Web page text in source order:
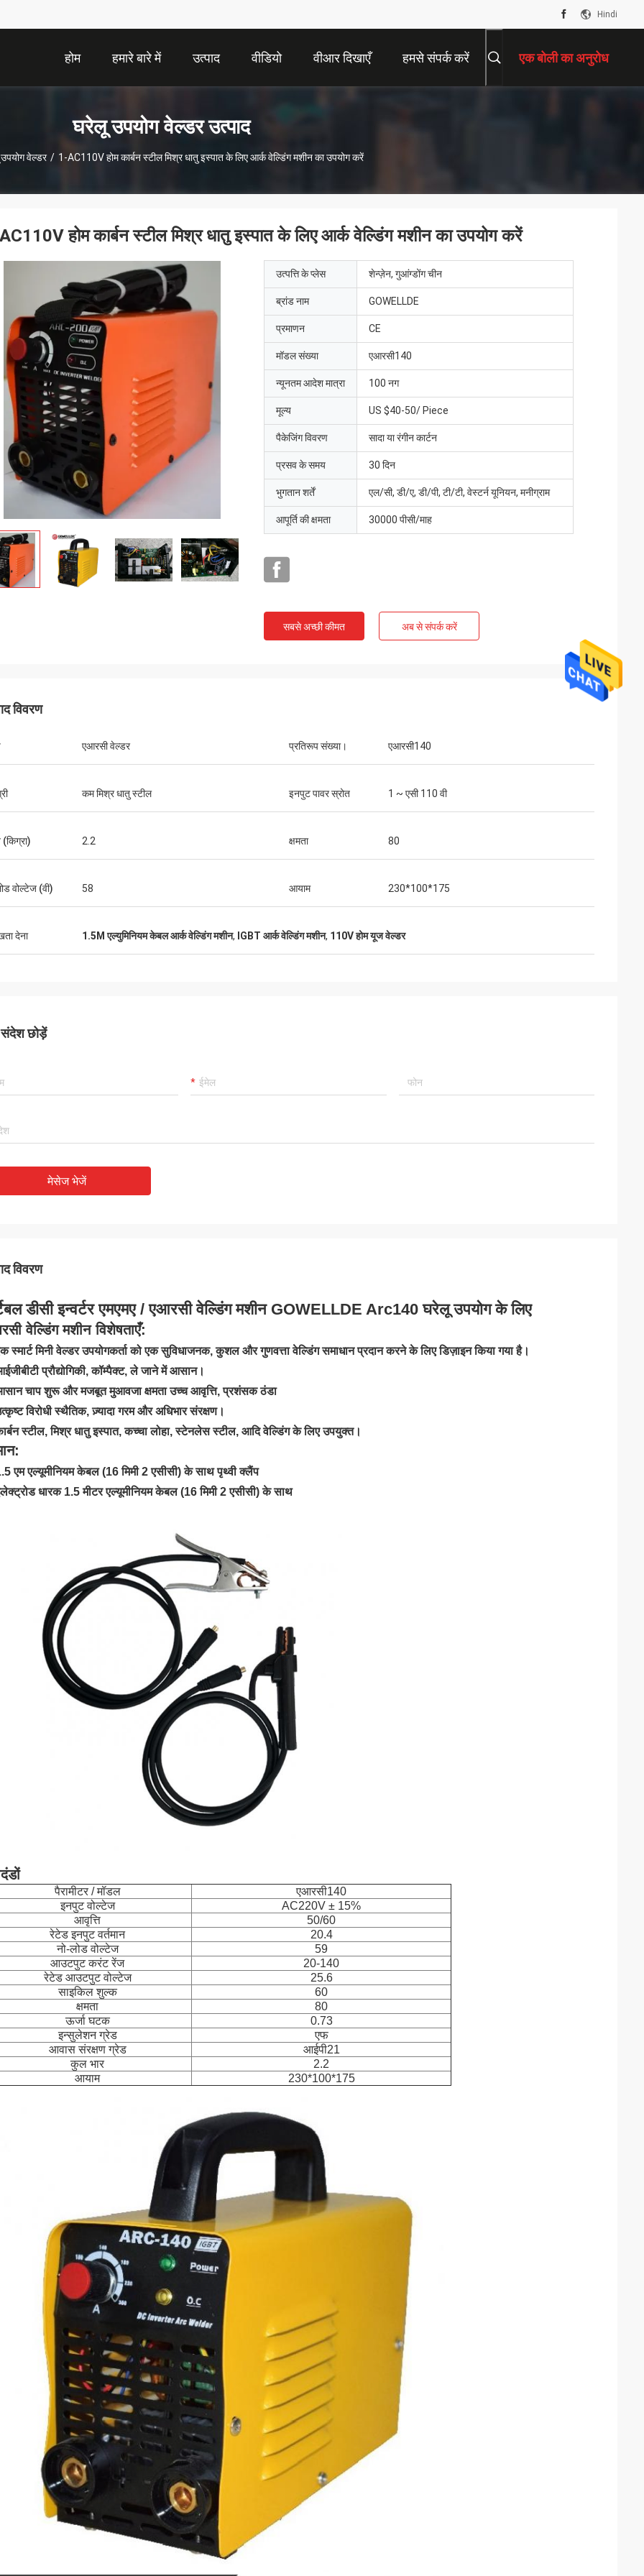
Hindi
होम हमारे बारे में उत्पाद वीडियो वीआर दिखाएँ हमसे संपर्क करें एक बोली का अनुरोध
घरेलू उपयोग वेल्डर उत्पाद
वेल्डर / 1-AC110V होम कार्बन स्टील मिश्र धातु इस्पात के लिए आर्क वेल्डिंग मशीन का उपयोग करें
सहयोग करने में प्रसन्नता हो रही है, आप
में हमारी सहायता करते हैं, इसलिए मैं वास्तव में
करता हूं, और कीमत उचित और प्रतिस्पर्धी
होम कार्बन स्टील मिश्र धातु इस्पात के लिए आर्क वेल्डिंग मशीन का उपयोग करें
उत्पत्ति के प्लेस शेन्ज़ेन, गुआंग्डोंग चीन
ब्रांड नाम GOWELLDE
प्रमाणन CE
मॉडल संख्या एआरसी140
न्यूनतम आदेश मात्रा 100 नग
मूल्य US $40-50/ Piece
पैकेजिंग विवरण सादा या रंगीन कार्टन
प्रसव के समय 30 दिन
भुगतान शर्तें एल/सी, डी/ए, डी/पी, टी/टी, वेस्टर्न यूनियन, मनीग्राम
आपूर्ति की क्षमता 30000 पीसी/माह
सबसे अच्छी कीमत अब से संपर्क करें
विवरण
एआरसी वेल्डर प्रतिरूप संख्या। एआरसी140
कम मिश्र धातु स्टील इनपुट पावर स्रोत 1 ~ एसी 110 वी
2.2 क्षमता 80
वोल्टेज (वी) 58 आयाम 230*100*175
देना 1.5M एल्युमिनियम केबल आर्क वेल्डिंग मशीन, IGBT आर्क वेल्डिंग मशीन, 110V होम यूज वेल्डर
छोड़ें
मेसेज भेजें
विवरण
डीसी इन्वर्टर एमएमए / एआरसी वेल्डिंग मशीन GOWELLDE Arc140 घरेलू उपयोग के लिए
वेल्डिंग मशीन विशेषताएँ:
स्मार्ट मिनी वेल्डर उपयोगकर्ता को एक सुविधाजनक, कुशल और गुणवत्ता वेल्डिंग समाधान प्रदान करने के लिए डिज़ाइन किया गया है।
प्रौद्योगिकी, कॉम्पैक्ट, ले जाने में आसान।
चाप शुरू और मजबूत मुआवजा क्षमता उच्च आवृत्ति, प्रशंसक ठंडा
विरोधी स्थैतिक, ज़्यादा गरम और अधिभार संरक्षण।
स्टील, मिश्र धातु इस्पात, कच्चा लोहा, स्टेनलेस स्टील, आदि वेल्डिंग के लिए उपयुक्त।
एम एल्यूमीनियम केबल (16 मिमी 2 एसीसी) के साथ पृथ्वी क्लैंप
धारक 1.5 मीटर एल्यूमीनियम केबल (16 मिमी 2 एसीसी) के साथ
पैरामीटर / मॉडल
एआरसी140
इनपुट वोल्टेज
AC220V ± 15%
आवृत्ति
50/60
रेटेड इनपुट वर्तमान
20.4
नो-लोड वोल्टेज
59
आउटपुट करंट रेंज
20-140
रेटेड आउटपुट वोल्टेज
25.6
साइकिल शुल्क
60
क्षमता
80
ऊर्जा घटक
0.73
इन्सुलेशन ग्रेड
एफ
आवास संरक्षण ग्रेड
आईपी21
कुल भार
2.2
आयाम
230*100*175